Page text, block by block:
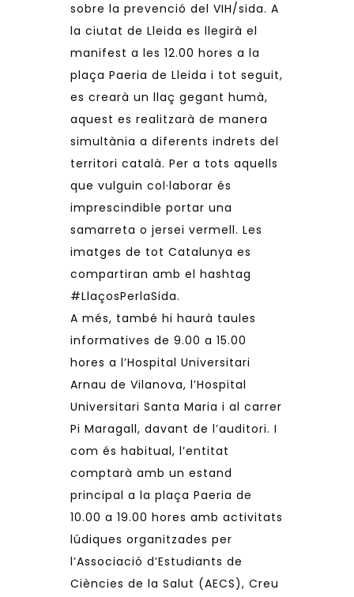
sobre la prevenció del VIH/sida. A
la ciutat de Lleida es llegirà el
manifest a les 12.00 hores a la
plaça Paeria de Lleida i tot seguit,
es crearà un llaç gegant humà,
aquest es realitzarà de manera
simultània a diferents indrets del
territori català. Per a tots aquells
que vulguin col·laborar és
imprescindible portar una
samarreta o jersei vermell. Les
imatges de tot Catalunya es
compartiran amb el hashtag
#LlaçosPerlaSida.
A més, també hi haurà taules
informatives de 9.00 a 15.00
hores a l’Hospital Universitari
Arnau de Vilanova, l’Hospital
Universitari Santa Maria i al carrer
Pi Maragall, davant de l’auditori. I
com és habitual, l’entitat
comptarà amb un estand
principal a la plaça Paeria de
10.00 a 19.00 hores amb activitats
lúdiques organitzades per
l’Associació d’Estudiants de
Ciències de la Salut (AECS), Creu